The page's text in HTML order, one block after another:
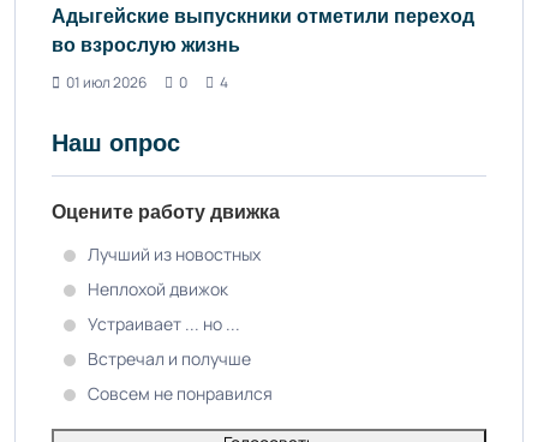
Адыгейские выпускники отметили переход
во взрослую жизнь
01 июл 2026
0 4
Наш опрос
Оцените работу движка
Лучший из новостных
Неплохой движок
Устраивает ... но ...
Встречал и получше
Совсем не понравился